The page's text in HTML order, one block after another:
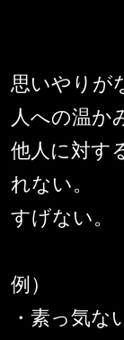
思いやりが
人への温か
他人に対す
れない。
すげない。
例）
・素っ気な